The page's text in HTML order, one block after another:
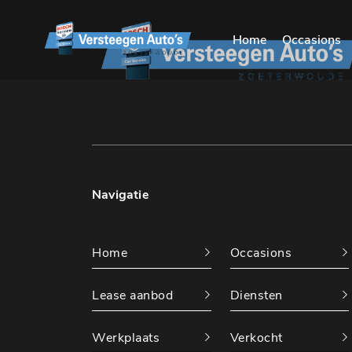
Home Occasions
Navigatie
Home Occasions
Lease aanbod Diensten
Werkplaats Verkocht